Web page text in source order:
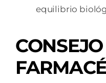
equilibrio
CONSEJO